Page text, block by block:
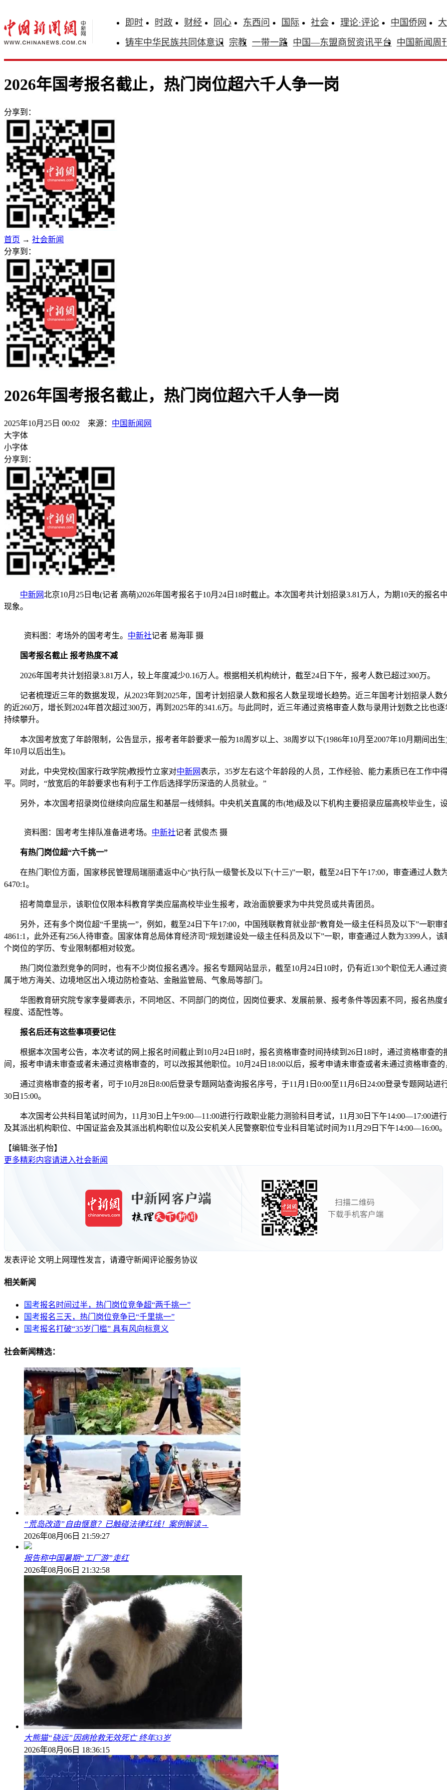
即时 时政 财经 同心 东西问 国际 社会 理论·评论 中国侨网
铸牢中华民族共同体意识 宗教 一带一路 中国—东盟商贸资讯平台 中国新闻周
2026年国考报名截止，热门岗位超六千人争一岗
分享到：
首页 → 社会新闻
分享到：
2026年国考报名截止，热门岗位超六千人争一岗
2025年10月25日 00:02 来源： 中国新闻网
大字体
小字体
分享到：
中新网北京10月25日电(记者 高萌)2026年国考报名于10月24日18时截止。本次国考共计划招录3.81万人，为期10天的报
现象。
资料图：考场外的国考考生。 中新社记者 易海菲 摄
国考报名截止 报考热度不减
2026年国考共计划招录3.81万人，较上年度减少0.16万人。根据相关机构统计，截至24日下午，报考人数已超过300万。
记者梳理近三年的数据发现，从2023年到2025年，国考计划招录人数和报名人数呈现增长趋势。近三年国考计划招录人数
的近260万，增长到2024年首次超过300万，再到2025年的341.6万。与此同时，近三年通过资格审查人数与录用计划数之比也
持续攀升。
本次国考放宽了年龄限制，公告显示，报考者年龄要求一般为18周岁以上、38周岁以下(1986年10月至2007年10月期间出
年10月以后出生)。
对此，中央党校(国家行政学院)教授竹立家对中新网表示，35岁左右这个年龄段的人员，工作经验、能力素质已在工作
平。同时，“放宽后的年龄要求也有利于工作后选择学历深造的人员就业。”
另外，本次国考招录岗位继续向应届生和基层一线倾斜。中央机关直属的市(地)级及以下机构主要招录应届高校毕业生，
资料图：国考考生排队准备进考场。 中新社记者 武俊杰 摄
有热门岗位超“六千挑一”
在热门职位方面，国家移民管理局瑞丽遣返中心“执行队一级警长及以下(十三)”一职，截至24日下午17:00，审查通过人数
6470:1。
招考简章显示，该职位仅限本科教育学类应届高校毕业生报考，政治面貌要求为中共党员或共青团员。
另外，还有多个岗位超“千里挑一”，例如，截至24日下午17:00，中国残联教育就业部“教育处一级主任科员及以下”一职审
4861:1，此外还有256人待审查。国家体育总局体育经济司“规划建设处一级主任科员及以下”一职，审查通过人数为3399人，
个岗位的学历、专业限制都相对较宽。
热门岗位激烈竞争的同时，也有不少岗位报名遇冷。报名专题网站显示，截至10月24日10时，仍有近130个职位无人通过
属于地方海关、边境地区出入境边防检查站、金融监管局、气象局等部门。
华图教育研究院专家李曼卿表示，不同地区、不同部门的岗位，因岗位要求、发展前景、报考条件等因素不同，报名热度
程度、适配性等。
报名后还有这些事项要记住
根据本次国考公告，本次考试的网上报名时间截止到10月24日18时，报名资格审查时间持续到26日18时，通过资格审查的
间，报考申请未审查或者未通过资格审查的，可以改报其他职位。10月24日18:00以后，报考申请未审查或者未通过资格审查
通过资格审查的报考者，可于10月28日8:00后登录专题网站查询报名序号，于11月1日0:00至11月6日24:00登录专题网站进
30日15:00。
本次国考公共科目笔试时间为，11月30日上午9:00—11:00进行行政职业能力测验科目考试，11月30日下午14:00—17:00进
及其派出机构职位、中国证监会及其派出机构职位以及公安机关人民警察职位专业科目笔试时间为11月29日下午14:00—16:00
【编辑:张子怡】
更多精彩内容请进入社会新闻
发表评论 文明上网理性发言，请遵守新闻评论服务协议
相关新闻
国考报名时间过半，热门岗位竞争超“两千挑一”
国考报名三天，热门岗位竞争已“千里挑一”
国考报名打破“35岁门槛” 具有风向标意义
社会新闻精选：
“荒岛改造”自由惬意？已触碰法律红线！案例解读→
2026年08月06日 21:59:27
报告称中国暑期“工厂游”走红
2026年08月06日 21:32:58
大熊猫“硗远”因病抢救无效死亡 终年33岁
2026年08月06日 18:36:15